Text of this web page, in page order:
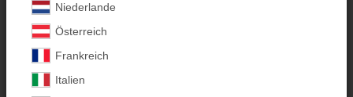
Niederlande
Österreich
Frankreich
Italien